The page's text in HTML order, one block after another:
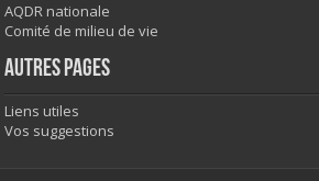
AQDR nationale
Comité de milieu de vie
AUTRES PAGES
Liens utiles
Vos suggestions